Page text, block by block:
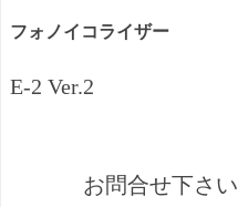
フォノイコライザー
E-2 Ver.2
お問合せ下さい